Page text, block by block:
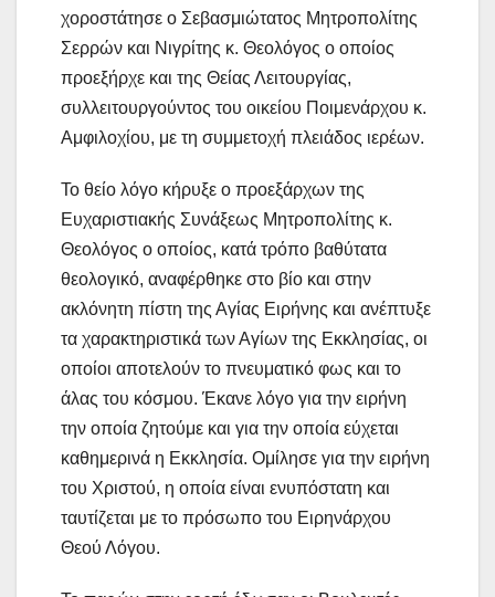
χοροστάτησε ο Σεβασμιώτατος Μητροπολίτης
Σερρών και Νιγρίτης κ. Θεολόγος ο οποίος
προεξήρχε και της Θείας Λειτουργίας,
συλλειτουργούντος του οικείου Ποιμενάρχου κ.
Αμφιλοχίου, με τη συμμετοχή πλειάδος ιερέων.
Το θείο λόγο κήρυξε ο προεξάρχων της
Ευχαριστιακής Συνάξεως Μητροπολίτης κ.
Θεολόγος ο οποίος, κατά τρόπο βαθύτατα
θεολογικό, αναφέρθηκε στο βίο και στην
ακλόνητη πίστη της Αγίας Ειρήνης και ανέπτυξε
τα χαρακτηριστικά των Αγίων της Εκκλησίας, οι
οποίοι αποτελούν το πνευματικό φως και το
άλας του κόσμου. Έκανε λόγο για την ειρήνη
την οποία ζητούμε και για την οποία εύχεται
καθημερινά η Εκκλησία. Ομίλησε για την ειρήνη
του Χριστού, η οποία είναι ενυπόστατη και
ταυτίζεται με το πρόσωπο του Ειρηνάρχου
Θεού Λόγου.